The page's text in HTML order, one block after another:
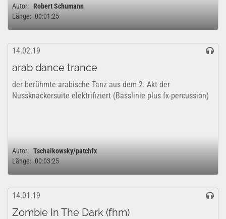
Autor: Robert Schumann
Länge: 00:01:25
14.02.19
arab dance trance
der berühmte arabische Tanz aus dem 2. Akt der
Nussknackersuite elektrifiziert (Basslinie plus fx-percussion)
Autor: Tschaikowsky/patchfx
Länge: 00:03:25
14.01.19
Zombie In The Dark (fhm)